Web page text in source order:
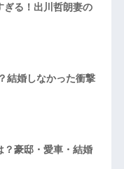
ぎる！出川哲朗妻の
結婚しなかった衝撃
？豪邸・愛車・結婚